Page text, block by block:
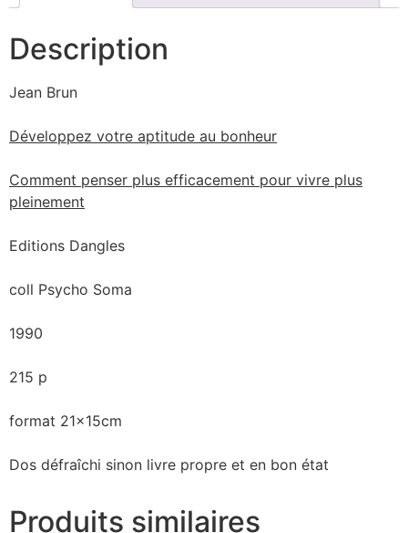
Description
Jean Brun
Développez votre aptitude au bonheur
Comment penser plus efficacement pour vivre plus
pleinement
Editions Dangles
coll Psycho Soma
1990
215 p
format 21x15cm
Dos défraîchi sinon livre propre et en bon état
Produits similaires